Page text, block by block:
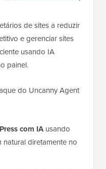
de sites a reduzir
e gerenciar sites
usando IA
painel.
do Uncanny Agent
com IA usando
diretamente no